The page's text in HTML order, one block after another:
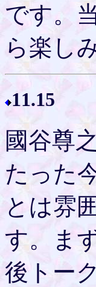
です。
ら楽し
11.15
國谷尊
たった
とは雰
す。ま
後トー